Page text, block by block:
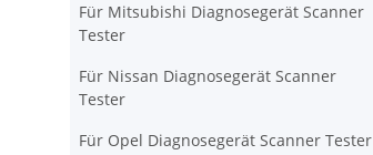
Für Mitsubishi Diagnosegerät Scanner
Tester
Für Nissan Diagnosegerät Scanner
Tester
Für Opel Diagnosegerät Scanner Tester